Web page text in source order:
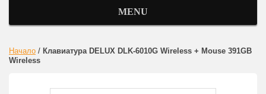
MENU
Начало / Клавиатура DELUX DLK-6010G Wireless + Mouse 391GB
Wireless